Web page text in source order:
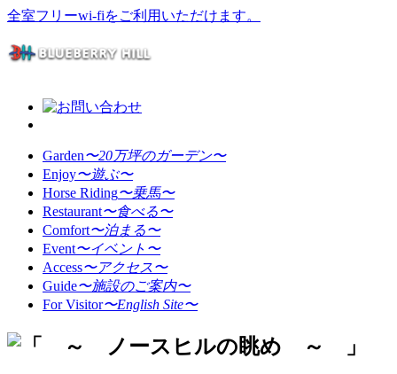
全室フリーwi-fiをご利用いただけます。
Garden〜20万坪のガーデン〜
Enjoy〜遊ぶ〜
Horse Riding〜乗馬〜
Restaurant〜食べる〜
Comfort〜泊まる〜
Event〜イベント〜
Access〜アクセス〜
Guide〜施設のご案内〜
For Visitor〜English Site〜